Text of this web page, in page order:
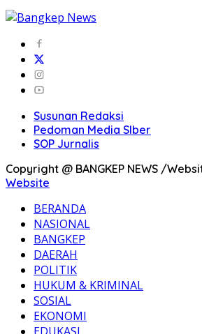
Susunan Redaksi
Pedoman Media SIber
SOP Jurnalis
Copyright @ BANGKEP NEWS /
Website
BERANDA
NASIONAL
BANGKEP
DAERAH
POLITIK
HUKUM & KRIMINAL
SOSIAL
EKONOMI